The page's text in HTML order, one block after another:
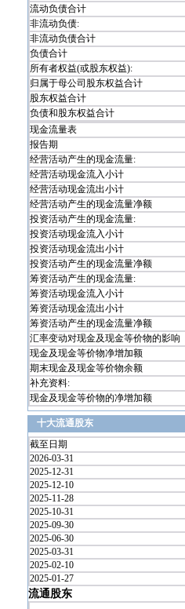
流动负债合计
非流动负债:
非流动负债合计
负债合计
所有者权益(或股东权益):
归属于母公司股东权益合计
股东权益合计
负债和股东权益合计
现金流量表
报告期
经营活动产生的现金流量:
经营活动现金流入小计
经营活动现金流出小计
经营活动产生的现金流量净额
投资活动产生的现金流量:
投资活动现金流入小计
投资活动现金流出小计
投资活动产生的现金流量净额
筹资活动产生的现金流量:
筹资活动现金流入小计
筹资活动现金流出小计
筹资活动产生的现金流量净额
汇率变动对现金及现金等价物的影响
现金及现金等价物净增加额
期末现金及现金等价物余额
补充资料:
现金及现金等价物的净增加额
十大流通股东
截至日期
2026-03-31
2025-12-31
2025-12-10
2025-11-28
2025-10-31
2025-09-30
2025-06-30
2025-03-31
2025-02-10
2025-01-27
流通股东